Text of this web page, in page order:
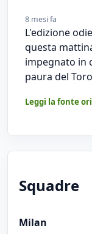
8 mesi fa
L'edizione
questa
impegnato in
paura del
Leggi la fonte
Squadre
Milan